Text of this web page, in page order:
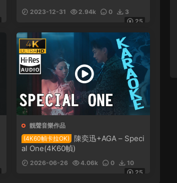
2023-12-31 2.94k 0
3
25
靓聲音樂作品
(4K60幀卡拉OK)
陳奕迅+AGA – Speci
al One(4K60幀)
2026-06-26 4.06k 0
10
25